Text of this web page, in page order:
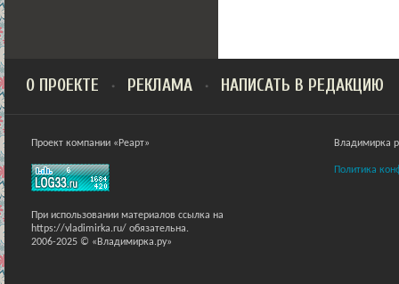
О ПРОЕКТЕ РЕКЛАМА НАПИСАТЬ В РЕДАКЦИЮ
Проект компании «Реарт»
При использовании материалов ссылка на
https://vladimirka.ru/ обязательна.
2006-2025 © «Владимирка.ру»
Владимирка
Политика